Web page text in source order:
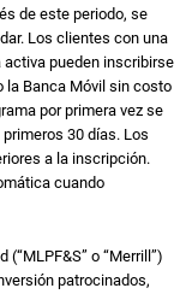
de este periodo, se
Los clientes con una
activa pueden inscribirse
la Banca Móvil sin costo
por primera vez se
30 días. Los
a la inscripción.
cuando
(“M L P F and S
MLPF&S” o “Merrill”)
patrocinados,